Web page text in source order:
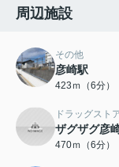
周辺施設
その他
彦崎駅
423ｍ（6分）
ドラッグスト
ザグザグ彦
470ｍ（6分）